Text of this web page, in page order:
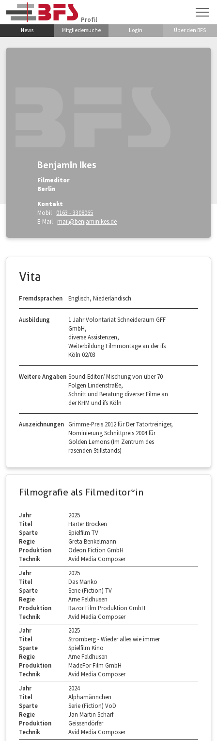
Zum Hauptinhalt springen
Profil
News Mitgliedersuche Login Über den BFS
Benjamin Ikes
Filmeditor
Berlin
Kontakt
Mobil
0163 - 3308065
E-Mail
mail@benjaminikes.de
Vita
Fremdsprachen Englisch, Niederländisch
Ausbildung
1 Jahr Volontariat Schneideraum GFF
GmbH,
diverse Assistenzen,
Weiterbildung Filmmontage an der ifs
Köln 02/03
Weitere Angaben Sound-Editor/ Mischung von über 70
Folgen Lindenstraße,
Schnitt und Beratung diverser Filme an
der KHM und ifs Köln
Auszeichnungen Grimme-Preis 2012 für Der Tatortreiniger,
Nominierung Schnittpreis 2004 für
Golden Lemons (Im Zentrum des
rasenden Stillstands)
Filmografie als Filmeditor*in
Jahr
2025
Titel
Harter Brocken
Sparte
Spielfilm TV
Regie
Greta Benkelmann
Produktion
Odeon Fiction GmbH
Technik
Avid Media Composer
Jahr
2025
Titel
Das Manko
Sparte
Serie (Fiction) TV
Regie
Arne Feldhusen
Produktion
Razor Film Produktion GmbH
Technik
Avid Media Composer
Jahr
2025
Titel
Stromberg - Wieder alles wie immer
Sparte
Spielfilm Kino
Regie
Arne Feldhusen
Produktion
MadeFor Film GmbH
Technik
Avid Media Composer
Jahr
2024
Titel
Alphamännchen
Sparte
Serie (Fiction) VoD
Regie
Jan Martin Scharf
Produktion
Geissendörfer
Technik
Avid Media Composer